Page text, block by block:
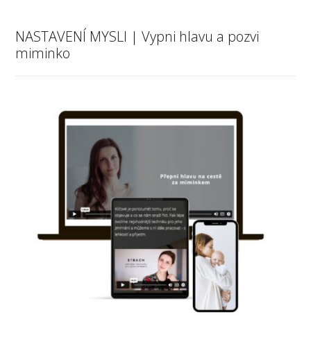
NASTAVENÍ MYSLI | Vypni hlavu a pozvi
miminko